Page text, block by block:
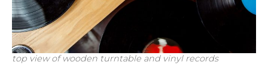
top view of wooden turntable and vinyl records